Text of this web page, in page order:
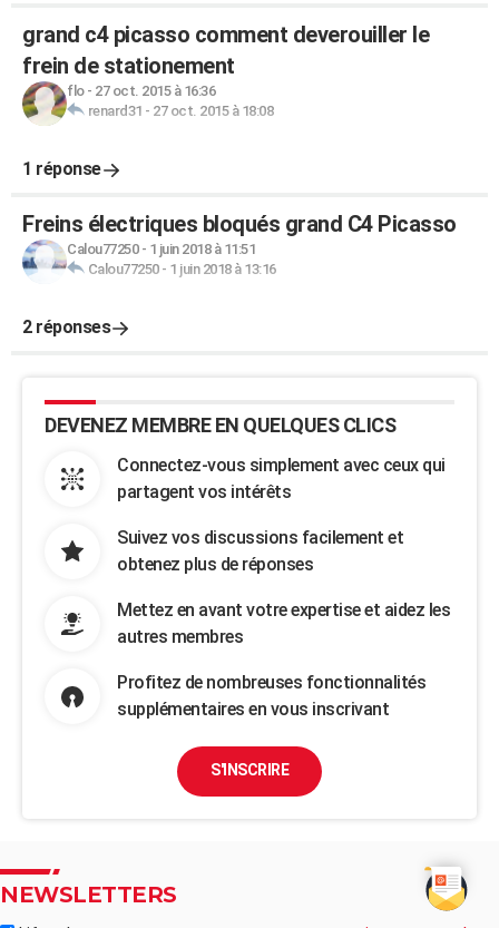
grand c4 picasso comment deverouiller le
frein de stationement
flo- 27 oct. 2015 à 16:36
renard31 - 27 oct. 2015 à 18:08
1 réponse
Freins électriques bloqués grand C4 Picasso
Calou77250- 1 juin 2018 à 11:51
Calou77250- 1 juin 2018 à 13:16
2 réponses
DEVENEZ MEMBRE EN QUELQUES CLICS
Connectez-vous simplement avec ceux qui
partagent vos intérêts
Suivez vos discussions facilement et
obtenez plus de réponses
Mettez en avant votre expertise et aidez les
autres membres
Profitez de nombreuses fonctionnalités
supplémentaires en vous inscrivant
S'INSCRIRE
NEWSLETTERS